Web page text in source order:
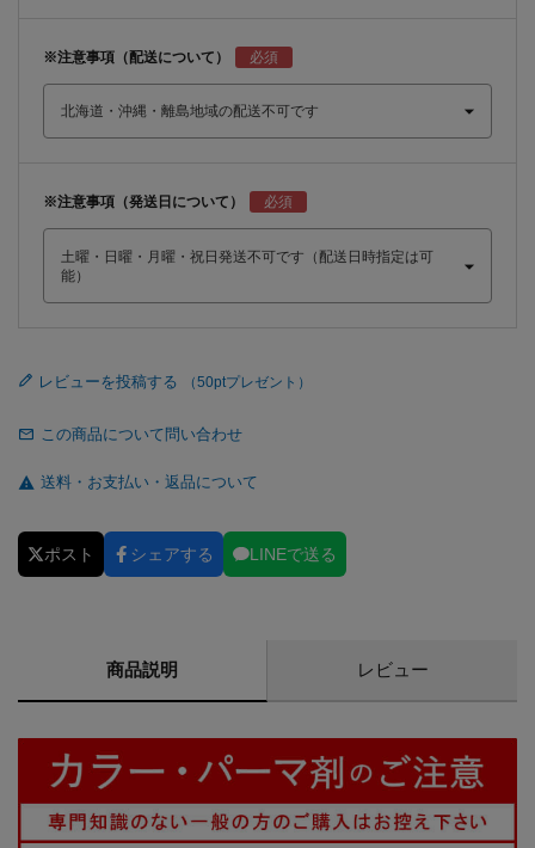
※注意事項（配送について）
※注意事項（発送日について）
レビューを投稿する
この商品について問い合わせ
送料・お支払い・返品について
ポスト シェアする LINEで送る
商品説明 レビュー